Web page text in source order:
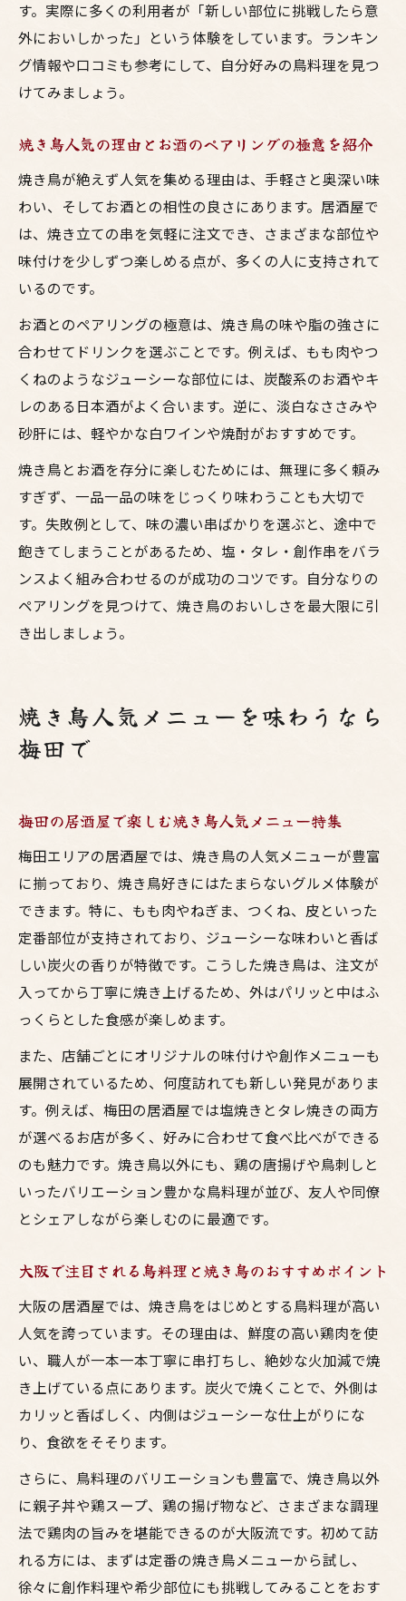
す。実際に多くの利用者が「新しい部位に挑戦したら意
外においしかった」という体験をしています。ランキン
グ情報や口コミも参考にして、自分好みの鳥料理を見つ
けてみましょう。
焼き鳥人気の理由とお酒のペアリングの極意を紹介
焼き鳥が絶えず人気を集める理由は、手軽さと奥深い味
わい、そしてお酒との相性の良さにあります。居酒屋で
は、焼き立ての串を気軽に注文でき、さまざまな部位や
味付けを少しずつ楽しめる点が、多くの人に支持されて
いるのです。
お酒とのペアリングの極意は、焼き鳥の味や脂の強さに
合わせてドリンクを選ぶことです。例えば、もも肉やつ
くねのようなジューシーな部位には、炭酸系のお酒やキ
レのある日本酒がよく合います。逆に、淡白なささみや
砂肝には、軽やかな白ワインや焼酎がおすすめです。
焼き鳥とお酒を存分に楽しむためには、無理に多く頼み
すぎず、一品一品の味をじっくり味わうことも大切で
す。失敗例として、味の濃い串ばかりを選ぶと、途中で
飽きてしまうことがあるため、塩・タレ・創作串をバラ
ンスよく組み合わせるのが成功のコツです。自分なりの
ペアリングを見つけて、焼き鳥のおいしさを最大限に引
き出しましょう。
焼き鳥人気メニューを味わうなら
梅田で
梅田の居酒屋で楽しむ焼き鳥人気メニュー特集
梅田エリアの居酒屋では、焼き鳥の人気メニューが豊富
に揃っており、焼き鳥好きにはたまらないグルメ体験が
できます。特に、もも肉やねぎま、つくね、皮といった
定番部位が支持されており、ジューシーな味わいと香ば
しい炭火の香りが特徴です。こうした焼き鳥は、注文が
入ってから丁寧に焼き上げるため、外はパリッと中はふ
っくらとした食感が楽しめます。
また、店舗ごとにオリジナルの味付けや創作メニューも
展開されているため、何度訪れても新しい発見がありま
す。例えば、梅田の居酒屋では塩焼きとタレ焼きの両方
が選べるお店が多く、好みに合わせて食べ比べができる
のも魅力です。焼き鳥以外にも、鶏の唐揚げや鳥刺しと
いったバリエーション豊かな鳥料理が並び、友人や同僚
とシェアしながら楽しむのに最適です。
大阪で注目される鳥料理と焼き鳥のおすすめポイント
大阪の居酒屋では、焼き鳥をはじめとする鳥料理が高い
人気を誇っています。その理由は、鮮度の高い鶏肉を使
い、職人が一本一本丁寧に串打ちし、絶妙な火加減で焼
き上げている点にあります。炭火で焼くことで、外側は
カリッと香ばしく、内側はジューシーな仕上がりにな
り、食欲をそそります。
さらに、鳥料理のバリエーションも豊富で、焼き鳥以外
に親子丼や鶏スープ、鶏の揚げ物など、さまざまな調理
法で鶏肉の旨みを堪能できるのが大阪流です。初めて訪
れる方には、まずは定番の焼き鳥メニューから試し、
徐々に創作料理や希少部位にも挑戦してみることをおす